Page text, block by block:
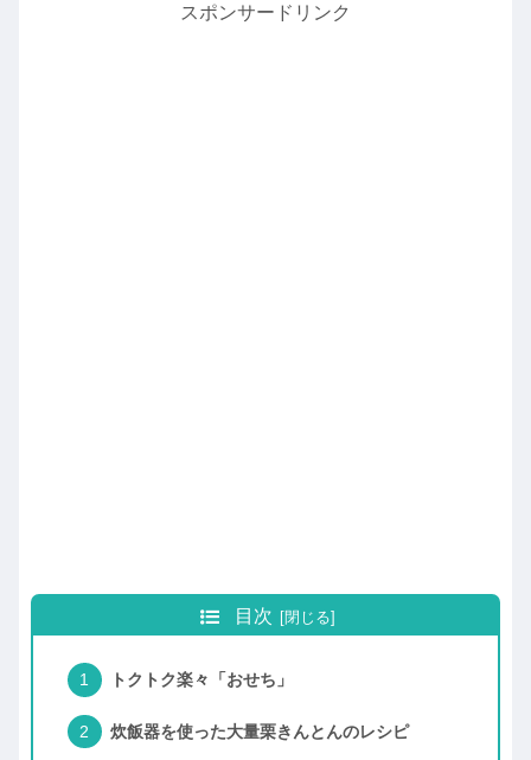
スポンサードリンク
目次
トクトク楽々「おせち」
炊飯器を使った大量栗きんとんのレシピ